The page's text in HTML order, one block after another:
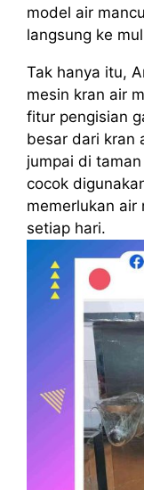
model air
langsung ke
Tak hanya itu,
mesin kran air
fitur pengisian
besar dari kran
jumpai di
cocok
memerlukan air
setiap hari.